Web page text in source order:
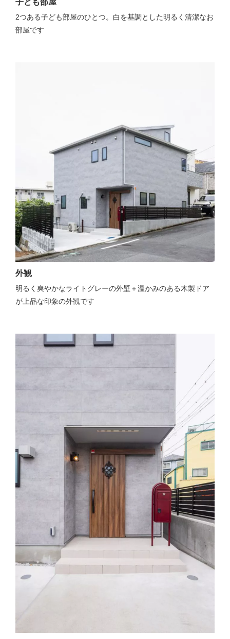
2つある子ども部屋のひとつ。白を基調とした明るく清潔なお
部屋です
外観
明るく爽やかなライトグレーの外壁＋温かみのある木製ドア
が上品な印象の外観です